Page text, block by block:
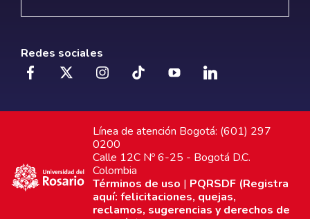
Redes sociales
Línea de atención Bogotá: (601) 297
0200
Calle 12C Nº 6-25 - Bogotá D.C.
Colombia
Términos de uso | PQRSDF (Registra
aquí: felicitaciones, quejas,
reclamos, sugerencias y derechos de